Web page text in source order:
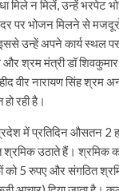
मिले न मिलें, उन्हें भरपेट
दर पर भोजन मिलने से
उन्हें अपने कार्य स्थल पर
श्रम मंत्री डॉ शिवकुमार
वीर नारायण सिंह श्रम
रही है।
में प्रतिदिन औसतन 2
श्रमिक उठाते हैं। श्रमिक
को 5 रुपए और संगठित